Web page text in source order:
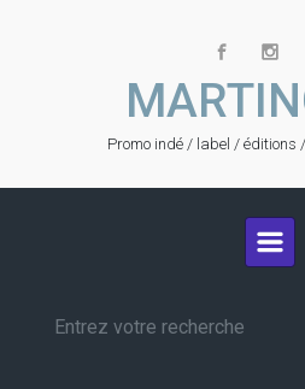
Promo indé / label / éditions